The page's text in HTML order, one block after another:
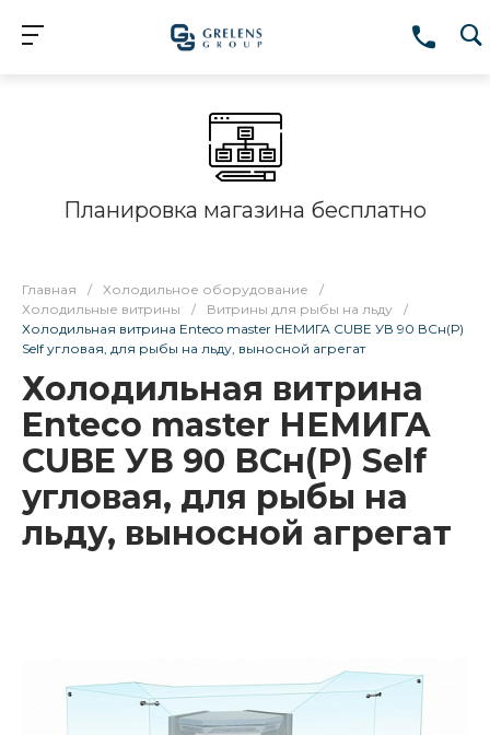
Планировка магазина бесплатно
Главная / Холодильное оборудование
/
Холодильные витрины
/ Витрины для рыбы на льду
/
Холодильная витрина Enteco master НЕМИГА CUBE УВ 90 ВСн(Р)
Self угловая, для рыбы на льду, выносной агрегат
Холодильная витрина
Enteco master НЕМИГА
CUBE УВ 90 ВСн(Р) Self
угловая, для рыбы на
льду, выносной агрегат